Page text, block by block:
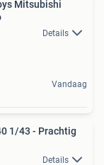
Mitsubishi
Details
Vandaag
1/43 - Prachtig
Details